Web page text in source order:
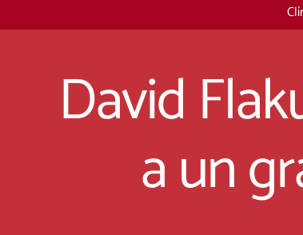
David
a un